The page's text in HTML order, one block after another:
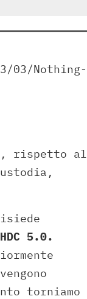
03/Nothing-
rispetto al
5.0.
torniamo